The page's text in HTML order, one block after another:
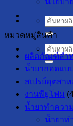
ค้นหา:
ค้นหา:
หมวดหมู่สินค้า
ผลิตภัณฑ์สำ
น้ำยาถอดแบ
สเปรย์อุตสา
งานพียูโฟม
น้ำยาทำควา
น้ำยาท